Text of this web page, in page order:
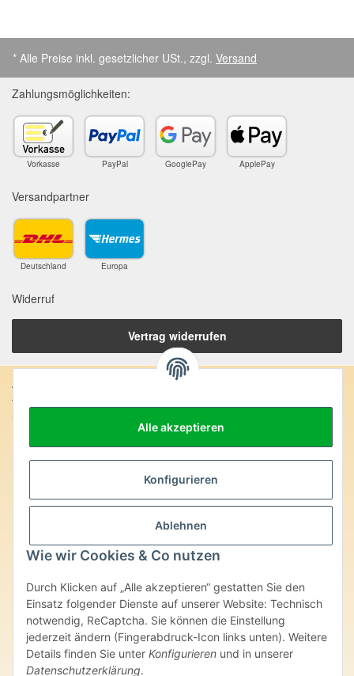
Alle akzeptieren
Konfigurieren
Ablehnen
Wie wir Cookies & Co nutzen
Durch Klicken auf „Alle akzeptieren“ gestatten Sie den
Einsatz folgender Dienste auf unserer Website: Technisch
notwendig, ReCaptcha. Sie können die Einstellung
jederzeit ändern (Fingerabdruck-Icon links unten). Weitere
Details finden Sie unter Konfigurieren und in unserer
Datenschutzerklärung.
* Alle Preise inkl. gesetzlicher USt., zzgl. Versand
Zahlungsmöglichkeiten:
Vorkasse PayPal GooglePay ApplePay
Versandpartner
Deutschland Europa
Widerruf
Vertrag widerrufen
Anschrift:
SteinZeitOase
Uhlandstr. 7
D-75391 Gechingen
Edelsteine und Mineralien werden im esoterischen Bereich
besondere Kräfte und Eigenschaften zugeordnet. Wir weisen
ausdrücklich darauf hin, dass alle gemachten Aussagen bzgl.
heilender Wirkungen (körperlich-seelisch-mental-geistig) einzelner
überlassenen Unterlagen bisher weder medizinisch anerkannt oder
wissenschaftlich nachweisbar sind. Die gemachten Angaben
beruhen ausschließlich auf Überlieferungen und langjähriger
Erfahrung. Unsere Produkte ersetzen nie den Besuch beim Arzt
oder Heilpraktiker und sind auch kein Medikamentenersatz. Auch
stellen unsere Angaben im ärztlichen Sinne keine Diagnose- oder